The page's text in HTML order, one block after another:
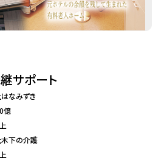
サポート
なみずき
億
下の介護